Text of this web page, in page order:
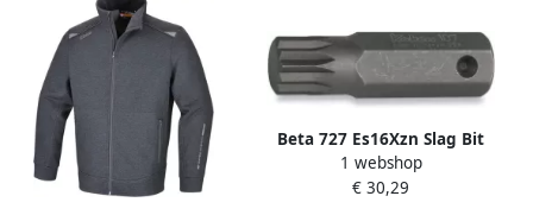
Beta 727 Es16Xzn Slag Bit
16mm | M18 007270618
1 webshop
€ 30,29